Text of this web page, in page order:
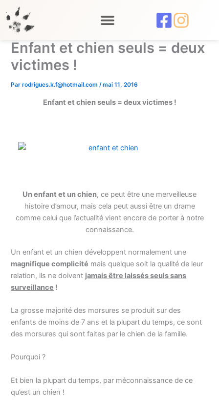
au
contenu
Enfant et chien seuls = deux
victimes !
Parrodrigues.k.f@hotmail.com/mai 11, 2016
Enfant et chien seuls = deux victimes !
Un enfant et un chien, ce peut être une merveilleuse
histoire d’amour, mais cela peut aussi être un drame
comme celui que l’actualité vient encore de porter à notre
connaissance.
Un enfant et un chien développent normalement une
magnifique complicité mais quelque soit la qualité de leur
relation, ils ne doivent jamais être laissés seuls sans
surveillance !
La grosse majorité des morsures se produit sur des
enfants de moins de 7 ans et la plupart du temps, ce sont
des morsures qui sont faites par le chien de la famille.
Pourquoi ?
Et bien la plupart du temps, par méconnaissance de ce
qu’est un chien !